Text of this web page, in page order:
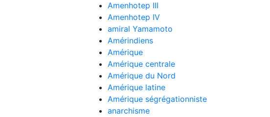
Amenhotep III
Amenhotep IV
amiral Yamamoto
Amérindiens
Amérique
Amérique centrale
Amérique du Nord
Amérique latine
Amérique ségrégationniste
anarchisme